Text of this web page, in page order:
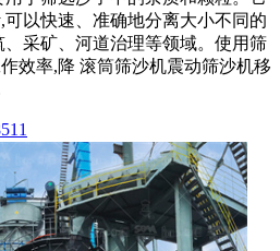
以快速、准确地分离大小不同的
采矿、河道治理等领域。使用筛
效率,降 滚筒筛沙机震动筛沙机移